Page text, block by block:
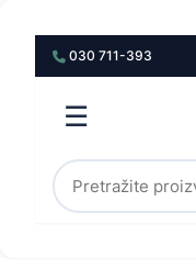
030 711-393
☰